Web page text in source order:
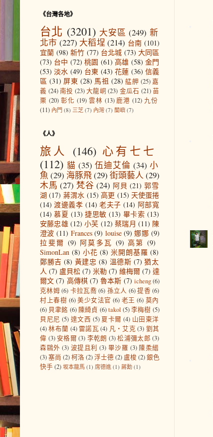
《台灣各地》
台北 (3201) 大安區 (249) 新
北市 (227) 大稻埕 (214) 台南 (101)
宜蘭 (98) 新竹 (77) 台北城 (73) 大同區
(73) 台中 (72) 桃園 (61) 高雄 (58) 金門
(53) 淡水 (49) 台東 (43) 花蓮 (36) 信義
區 (31) 屏東 (28) 馬祖 (28) 艋舺 (25) 嘉
義 (24) 南投 (23)大龍峒 (23) 金瓜石 (21)苗
栗 (20) 彰化 (19) 雲林 (13) 鹿港 (12) 九份
(11) 內門 (8) 三芝 (7) 內灣 (7) 蘭嶼 (7)
《人》
旅人 (146) 心有七七
(112) 貓 (35) 伍迪艾倫 (34) 小
魚 (29) 海豚飛(29) 街頭藝人 (29)
木馬 (27) 梵谷 (24) 阿貝 (21) 郭雪
湖 (17) 蔣渭水 (15) 高更 (15) 天使蛋捲
(14) 渡邊義孝 (14) 老夫子 (14) 阿部寬
(14) 慕夏 (13) 捷思敏 (13) 畢卡索 (13)
安藤忠雄 (12) 小芙 (12) 蔡瑞月 (11) 陳
澄波 (11) Frances (9) louise (9) 娜娜 (9)
拉斐爾 (9) 阿莫多瓦 (9) 高第 (9)
SimonLan (8) 小花 (8) 米開朗基羅 (8)
鄭勝吉 (8) 黃建忠 (8) 溫德斯 (7) 猶太
人 (7) 盧貝松 (7) 米勒 (7) 維梅爾 (7) 達
爾文 (7) 高傳棋 (7) 魯本斯 (7) icheng(6)
克林姆 (6) 卡拉瓦喬 (6) 孫立人 (6)提香 (6)
村上春樹 (6) 美少女法官 (6) 老王 (6) 莫內
(6) 貝聿銘 (6) 陳綺貞 (6) takol (5)李梅樹 (5)
貝尼尼 (5) 達文西 (5) 夏卡爾 (4) 山田東洋
(4)林布蘭 (4) 雷諾瓦 (4) 凡‧艾克 (3) 劉其
偉 (3)安格爾 (3) 李乾朗 (3)松浦彌太郎 (3)
森鷗外 (3) 波提且利 (3) 畢沙羅 (3) 陳柔縉
(3)塞尚 (2)柯洛 (2)浮士德 (2) 盧梭 (2)銀色
快手 (2) 坂本龍馬 (1) 席德進 (1) 蔣勳 (1)